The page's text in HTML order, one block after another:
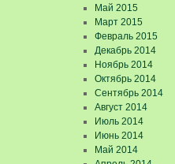
Май 2015
Март 2015
Февраль 2015
Декабрь 2014
Ноябрь 2014
Октябрь 2014
Сентябрь 2014
Август 2014
Июль 2014
Июнь 2014
Май 2014